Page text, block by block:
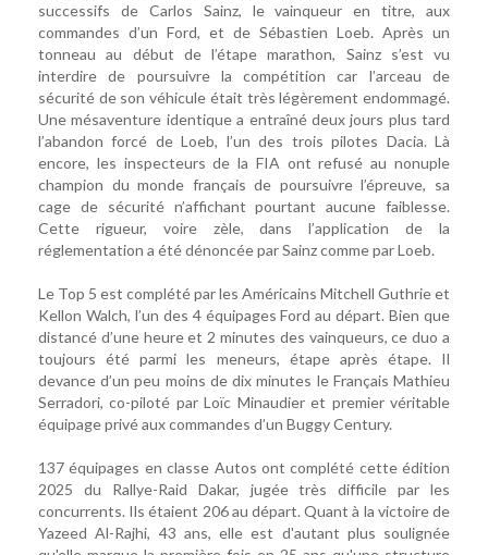
successifs de Carlos Sainz, le vainqueur en titre, aux
commandes d’un Ford, et de Sébastien Loeb. Après un
tonneau au début de l’étape marathon, Sainz s’est vu
interdire de poursuivre la compétition car l’arceau de
sécurité de son véhicule était très légèrement endommagé.
Une mésaventure identique a entraîné deux jours plus tard
l’abandon forcé de Loeb, l’un des trois pilotes Dacia. Là
encore, les inspecteurs de la FIA ont refusé au nonuple
champion du monde français de poursuivre l’épreuve, sa
cage de sécurité n’affichant pourtant aucune faiblesse.
Cette rigueur, voire zèle, dans l’application de la
réglementation a été dénoncée par Sainz comme par Loeb.
Le Top 5 est complété par les Américains Mitchell Guthrie et
Kellon Walch, l’un des 4 équipages Ford au départ. Bien que
distancé d’une heure et 2 minutes des vainqueurs, ce duo a
toujours été parmi les meneurs, étape après étape. Il
devance d’un peu moins de dix minutes le Français Mathieu
Serradori, co-piloté par Loïc Minaudier et premier véritable
équipage privé aux commandes d’un Buggy Century.
137 équipages en classe Autos ont complété cette édition
2025 du Rallye-Raid Dakar, jugée très difficile par les
concurrents. Ils étaient 206 au départ. Quant à la victoire de
Yazeed Al-Rajhi, 43 ans, elle est d'autant plus soulignée